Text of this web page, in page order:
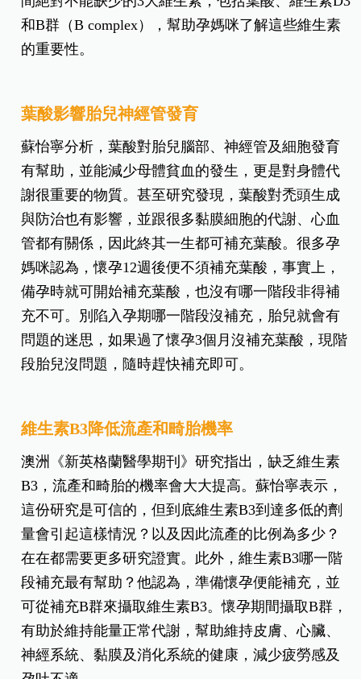
規測量方法可得知孕媽咪是否缺乏，要不要補充可
看個人身體狀況，建議以買保險心態去補充，以適
量、均衡原則為主。
懷孕一定要補充的3大維生素
釐清孕期維他命補充的迷思後，以下將介紹懷孕期
間絕對不能缺少的3大維生素，包括葉酸、維生素D3
和B群（B complex），幫助孕媽咪了解這些維生素
的重要性。
葉酸影響胎兒神經管發育
蘇怡寧分析，葉酸對胎兒腦部、神經管及細胞發育
有幫助，並能減少母體貧血的發生，更是對身體代
謝很重要的物質。甚至研究發現，葉酸對禿頭生成
管都有關係，因此終其一生都可補充葉酸。很多孕
備孕時就可開始補充葉酸，也沒有哪一階段非得補
充不可。別陷入孕期哪一階段沒補充，胎兒就會有
問題的迷思，如果過了懷孕3個月沒補充葉酸，現階
段胎兒沒問題，隨時趕快補充即可。
維生素B3降低流產和畸胎機率
澳洲《新英格蘭醫學期刊》研究指出，缺乏維生素
B3，流產和畸胎的機率會大大提高。蘇怡寧表示，